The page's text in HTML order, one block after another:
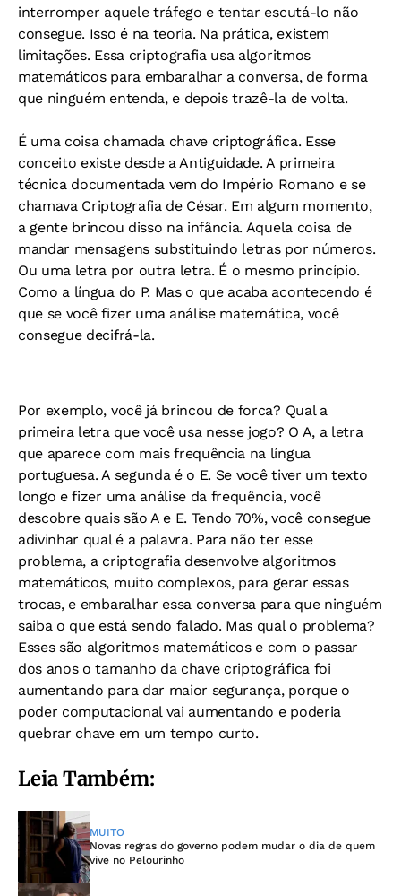
interromper aquele tráfego e tentar escutá-lo não
consegue. Isso é na teoria. Na prática, existem
limitações. Essa criptografia usa algoritmos
matemáticos para embaralhar a conversa, de forma
que ninguém entenda, e depois trazê-la de volta.
É uma coisa chamada chave criptográfica. Esse
conceito existe desde a Antiguidade. A primeira
técnica documentada vem do Império Romano e se
chamava Criptografia de César. Em algum momento,
a gente brincou disso na infância. Aquela coisa de
mandar mensagens substituindo letras por números.
Ou uma letra por outra letra. É o mesmo princípio.
Como a língua do P. Mas o que acaba acontecendo é
que se você fizer uma análise matemática, você
consegue decifrá-la.
Por exemplo, você já brincou de forca? Qual a
primeira letra que você usa nesse jogo? O A, a letra
que aparece com mais frequência na língua
portuguesa. A segunda é o E. Se você tiver um texto
longo e fizer uma análise da frequência, você
descobre quais são A e E. Tendo 70%, você consegue
adivinhar qual é a palavra. Para não ter esse
problema, a criptografia desenvolve algoritmos
matemáticos, muito complexos, para gerar essas
trocas, e embaralhar essa conversa para que ninguém
saiba o que está sendo falado. Mas qual o problema?
Esses são algoritmos matemáticos e com o passar
dos anos o tamanho da chave criptográfica foi
aumentando para dar maior segurança, porque o
poder computacional vai aumentando e poderia
quebrar chave em um tempo curto.
Leia Também:
MUITO
Novas regras do governo podem mudar o dia de quem
vive no Pelourinho